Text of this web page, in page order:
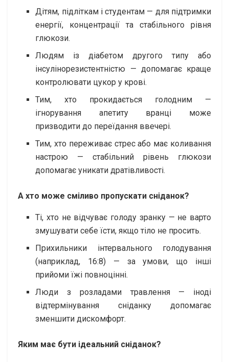
Дітям, підліткам і студентам — для підтримки
енергії, концентрації та стабільного рівня
глюкози.
Людям із діабетом другого типу або
інсулінорезистентністю — допомагає краще
контролювати цукор у крові.
Тим, хто прокидається голодним —
ігнорування апетиту вранці може
призводити до переїдання ввечері.
Тим, хто переживає стрес або має коливання
настрою — стабільний рівень глюкози
допомагає уникати дратівливості.
А хто може сміливо пропускати сніданок?
Ті, хто не відчуває голоду зранку — не варто
змушувати себе їсти, якщо тіло не просить.
Прихильники інтервального голодування
(наприклад, 16:8) — за умови, що інші
прийоми їжі повноцінні.
Люди з розладами травлення — іноді
відтермінування сніданку допомагає
зменшити дискомфорт.
Яким має бути ідеальний сніданок?